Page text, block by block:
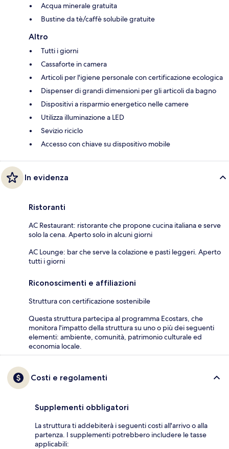
Acqua minerale gratuita
Bustine da tè/caffè solubile gratuite
Altro
Tutti i giorni
Cassaforte in camera
Articoli per l'igiene personale con certificazione ecologica
Dispenser di grandi dimensioni per gli articoli da bagno
Dispositivi a risparmio energetico nelle camere
Utilizza illuminazione a LED
Sevizio riciclo
Accesso con chiave su dispositivo mobile
In evidenza
Ristoranti
AC Restaurant: ristorante che propone cucina italiana e serve
solo la cena. Aperto solo in alcuni giorni
AC Lounge: bar che serve la colazione e pasti leggeri. Aperto
tutti i giorni
Riconoscimenti e affiliazioni
Struttura con certificazione sostenibile
Questa struttura partecipa al programma Ecostars, che
monitora l'impatto della struttura su uno o più dei seguenti
elementi: ambiente, comunità, patrimonio culturale ed
economia locale.
Costi e regolamenti
Supplementi obbligatori
La struttura ti addebiterà i seguenti costi all'arrivo o alla
partenza. I supplementi potrebbero includere le tasse
applicabili: